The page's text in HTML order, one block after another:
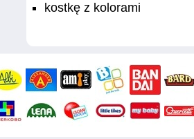
kostkę z kolorami